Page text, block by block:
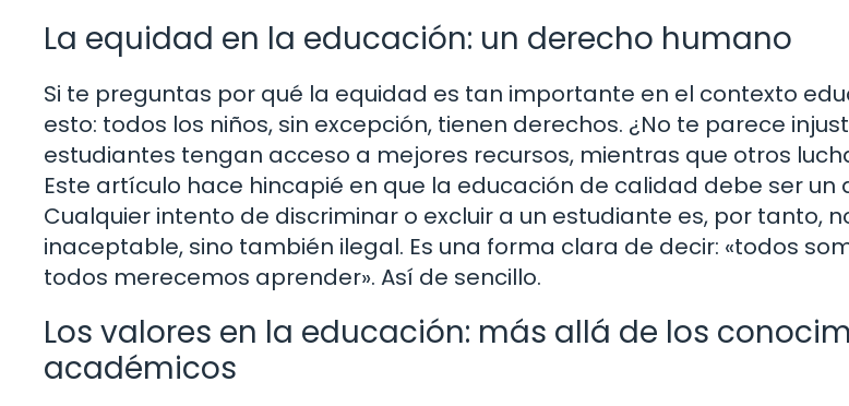
La equidad en la educación: un derecho humano
Si te preguntas por qué la equidad es tan importante en el contexto
esto: todos los niños, sin excepción, tienen derechos. ¿No te parece
estudiantes tengan acceso a mejores recursos, mientras que otros
Este artículo hace hincapié en que la educación de calidad debe ser un
Cualquier intento de discriminar o excluir a un estudiante es, por tanto,
inaceptable, sino también ilegal. Es una forma clara de decir: «todos
todos merecemos aprender». Así de sencillo.
Los valores en la educación: más allá de los
académicos